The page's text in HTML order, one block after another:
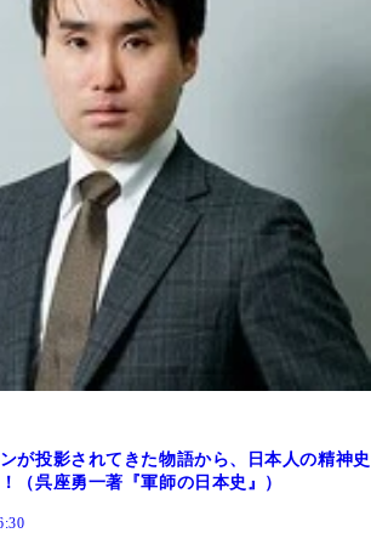
が投影されてきた物語から、日本人の精神史
（呉座勇一著『軍師の日本史』）